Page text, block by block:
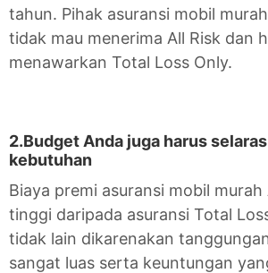
tahun. Pihak asuransi mobil
tidak mau menerima All Risk dan
menawarkan Total Loss Only.
2.Budget Anda juga harus
kebutuhan
Biaya premi asuransi mobil murah
tinggi daripada asuransi Total
tidak lain dikarenakan
sangat luas serta keuntungan